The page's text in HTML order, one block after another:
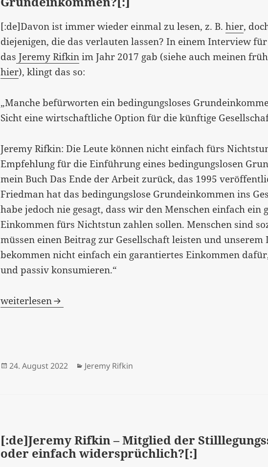
[:de]Davon ist immer wieder einmal zu lesen, z. B.hier,
diejenigen, die das verlauten lassen? In einem Interview
das Jeremy Rifkinim Jahr 2017 gab (siehe auch meinen
hier), klingt das so:
„Manche befürworten ein bedingungsloses
Sicht eine wirtschaftliche Option für die künftige
Jeremy Rifkin: Die Leute können nicht einfach fürs
Empfehlung für die Einführung eines bedingungslosen
mein Buch Das Ende der Arbeit zurück, das 1995
Friedman hat das bedingungslose Grundeinkommen ins
habe jedoch nie gesagt, dass wir den Menschen einfach ein
Einkommen fürs Nichtstun zahlen sollen. Menschen sind
müssen einen Beitrag zur Gesellschaft leisten und unserem
bekommen nicht einfach ein garantiertes Einkommen
und passiv konsumieren.“
[:de]Jeremy Rifkin für ein Bedingungsloses
weiterlesen
Veröffentlicht
24. August 2022 Kategorien
Jeremy Rifkin
[:de]Jeremy Rifkin – Mitglied der
oder einfach widersprüchlich?[:]